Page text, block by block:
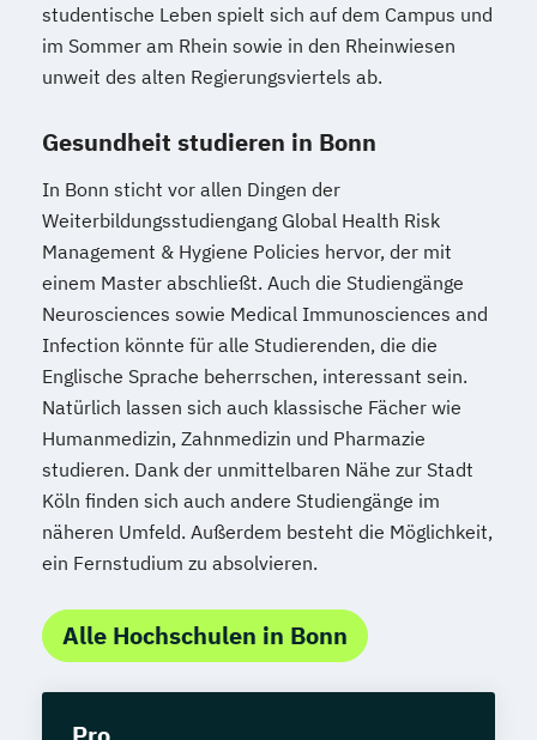
studentische Leben spielt sich auf dem Campus und
im Sommer am Rhein sowie in den Rheinwiesen
unweit des alten Regierungsviertels ab.
Gesundheit studieren in Bonn
In Bonn sticht vor allen Dingen der
Weiterbildungsstudiengang Global Health Risk
Management & Hygiene Policies hervor, der mit
einem Master abschließt. Auch die Studiengänge
Neurosciences sowie Medical Immunosciences and
Infection könnte für alle Studierenden, die die
Englische Sprache beherrschen, interessant sein.
Natürlich lassen sich auch klassische Fächer wie
Humanmedizin, Zahnmedizin und Pharmazie
studieren. Dank der unmittelbaren Nähe zur Stadt
Köln finden sich auch andere Studiengänge im
näheren Umfeld. Außerdem besteht die Möglichkeit,
ein Fernstudium zu absolvieren.
Alle Hochschulen in Bonn